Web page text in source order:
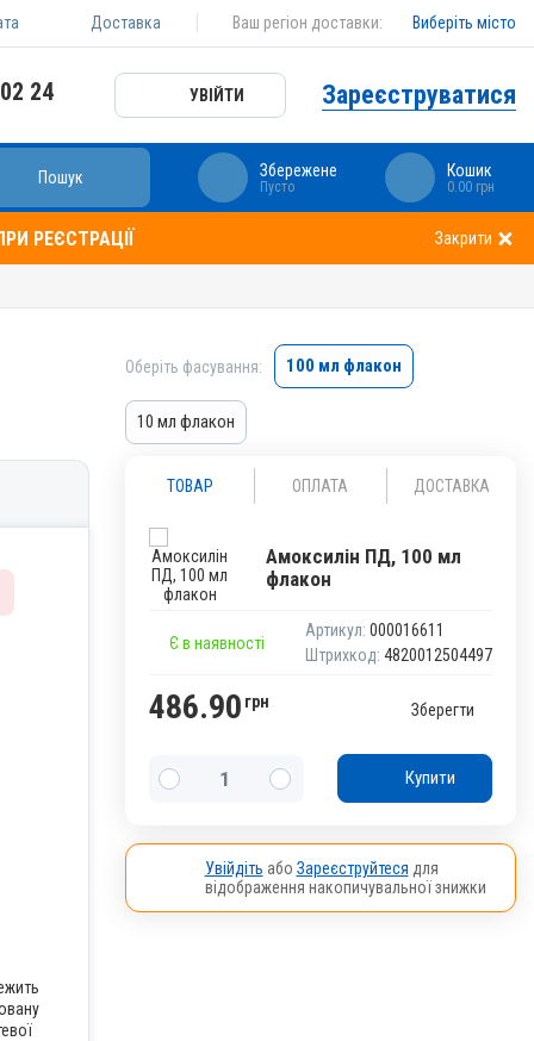
Доставка Ваш регіон доставки: Виберіть місто
24 УВІЙТИ Зареєструватися
Пошук Збережене
Пусто
Кошик
0.00 грн
РЕЄСТРАЦІЇ Закрити
Оберіть фасування: 100 мл флакон
10 мл флакон
ТОВАР ОПЛАТА ДОСТАВКА
Амоксилін ПД, 100 мл
флакон
Є в наявності
Артикул: 000016611
Штрихкод: 4820012504497
486.90 грн Зберегти
Купити
Увійдіть або Зареєструйтеся для
відображення накопичувальної знижки